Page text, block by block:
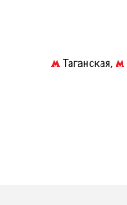
Таганская,